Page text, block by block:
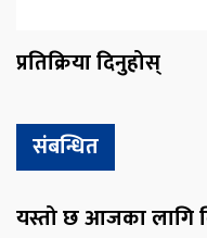
प्रतिक्रिया दिनुहोस्
संबन्धित
यस्तो छ आजका लागि